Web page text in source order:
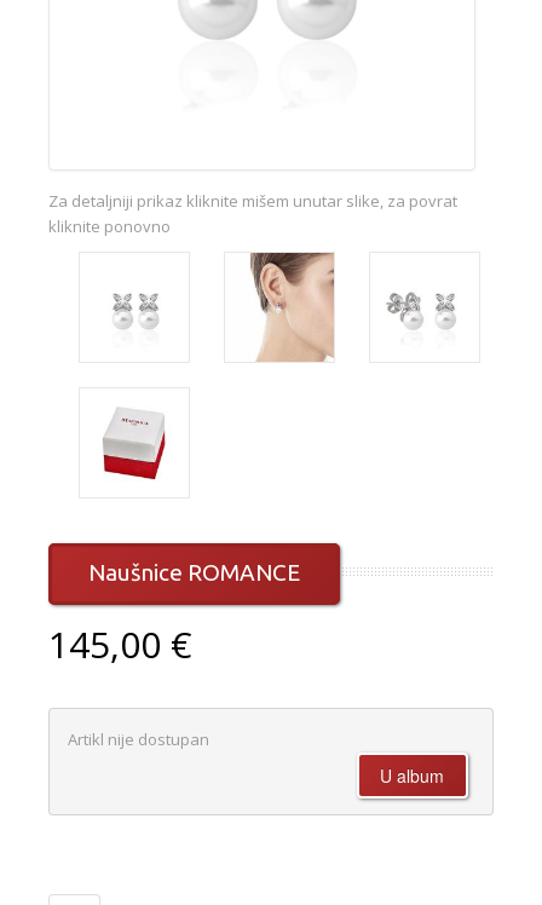
Za detaljniji prikaz kliknite mišem unutar slike, za povrat
kliknite ponovno
Naušnice ROMANCE
145,00 €
Artikl nije dostupan